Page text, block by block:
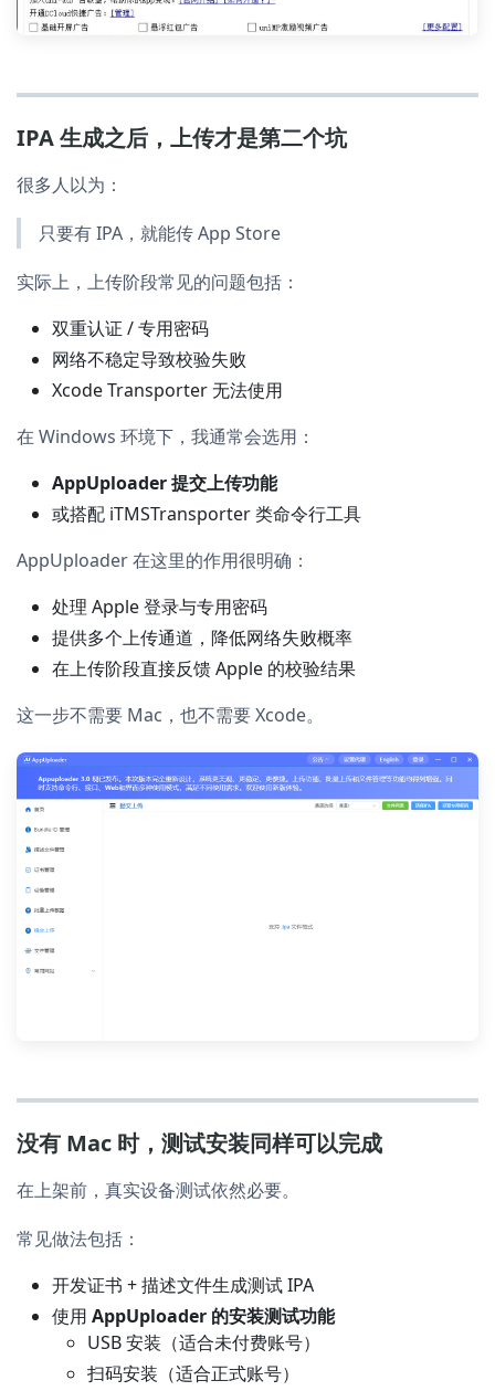
IPA 生成之后，上传才是第二个坑
很多人以为：
只要有 IPA，就能传 App Store
实际上，上传阶段常见的问题包括：
双重认证 / 专用密码
网络不稳定导致校验失败
Xcode Transporter 无法使用
在 Windows 环境下，我通常会选用：
AppUploader 提交上传功能
或搭配 iTMSTransporter 类命令行工具
AppUploader 在这里的作用很明确：
处理 Apple 登录与专用密码
提供多个上传通道，降低网络失败概率
在上传阶段直接反馈 Apple 的校验结果
这一步不需要 Mac，也不需要 Xcode。
没有 Mac 时，测试安装同样可以完成
在上架前，真实设备测试依然必要。
常见做法包括：
开发证书 + 描述文件生成测试 IPA
使用 AppUploader 的安装测试功能
USB 安装（适合未付费账号）
扫码安装（适合正式账号）